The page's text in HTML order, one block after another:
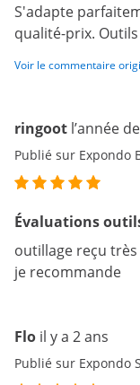
S'adapte
qualité-prix.
Voir le commentaire
ringoot l’année
Publié sur Expondo
Évaluations
outillage reçu
je recommande
Flo il y a 2 ans
Publié sur Expondo